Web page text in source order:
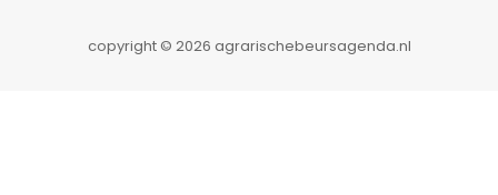
copyright © 2026 agrarischebeursagenda.nl